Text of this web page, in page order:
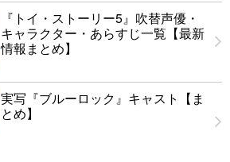
『トイ・ストーリー5』吹替声優・
キャラクター・あらすじ一覧【最新
情報まとめ】
実写『ブルーロック』キャスト【ま
とめ】